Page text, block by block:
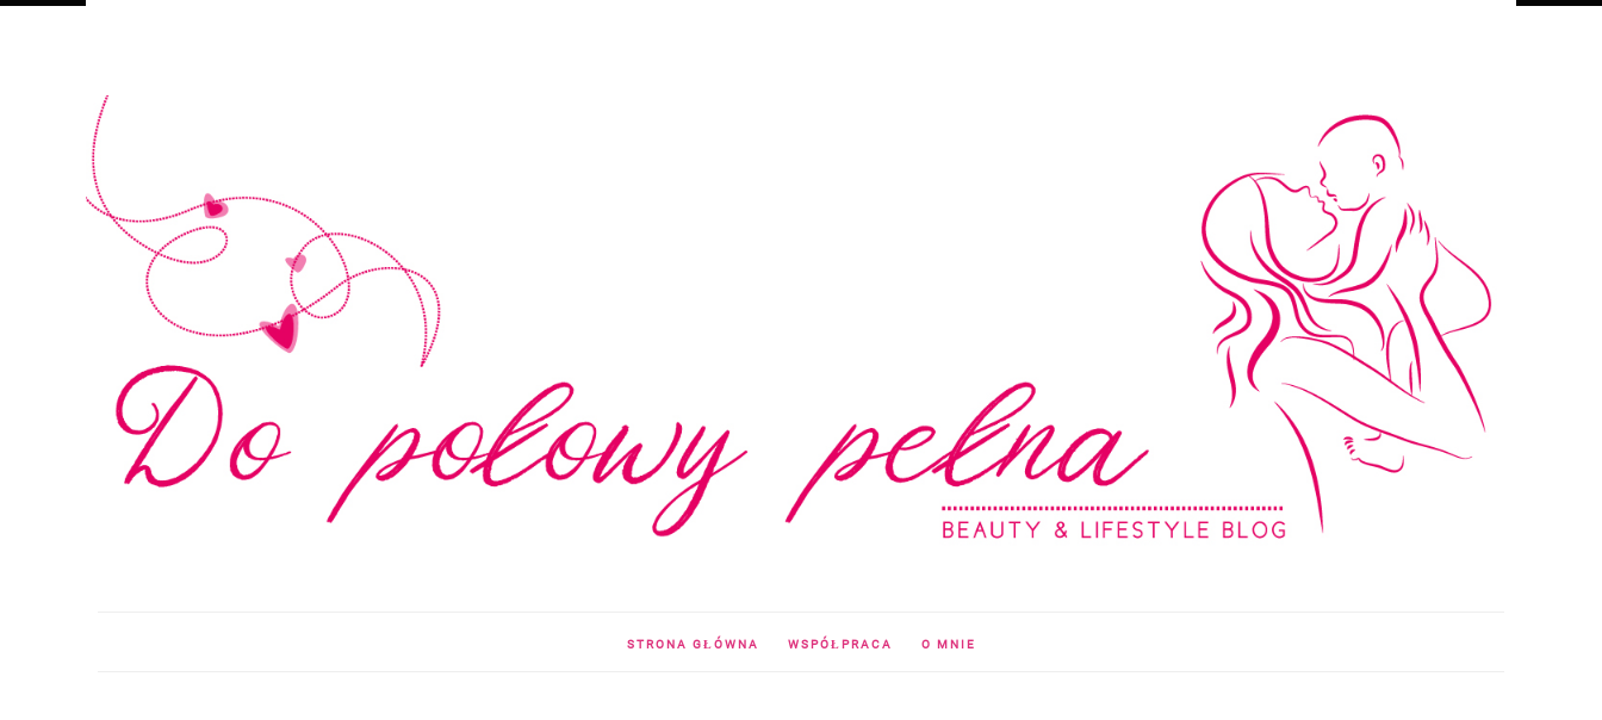
STRONA GŁÓWNA WSPÓŁPRACA O MNIE